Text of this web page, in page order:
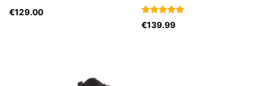
€129.00
Hinnanguga
5.00
€139.99